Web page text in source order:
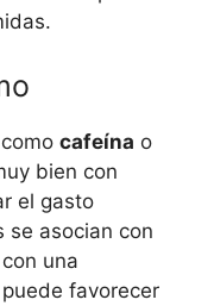
cafeína o
bien con
el gasto
se asocian con
una
favorecer